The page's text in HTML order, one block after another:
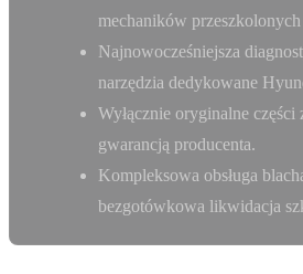
mechaników
Najnowocześniejsza
narzędzia dedykowane
Wyłącznie oryginalne części
gwarancją producenta.
Kompleksowa obsługa
bezgotówkowa likwidacja